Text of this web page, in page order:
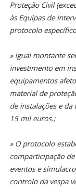
Proteção Civil
às Equipas de
protocolo
» Igual montante
investimento em
equipamentos
material de
de instalações e
15 mil euros.;
» O protocolo
comparticipação
eventos e
controlo da vespa